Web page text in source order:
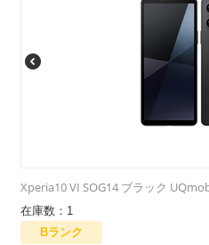
Xperia10 VI SOG14 ブラック
在庫数：1
Bランク